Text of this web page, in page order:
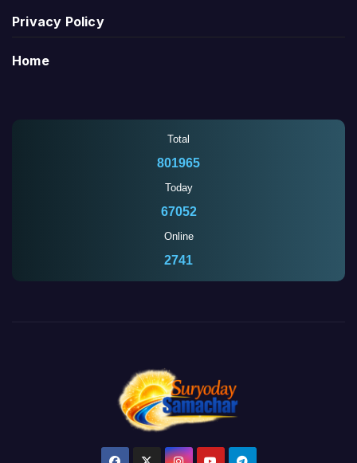
Privacy Policy
Home
Total
801965
Today
67052
Online
2741